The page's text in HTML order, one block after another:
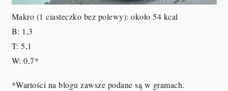
Makro (1 ciasteczko bez polewy): około 54 kcal
B: 1,3
T: 5,1
W: 0,7*
*Wartości na blogu zawsze podane są w gramach.